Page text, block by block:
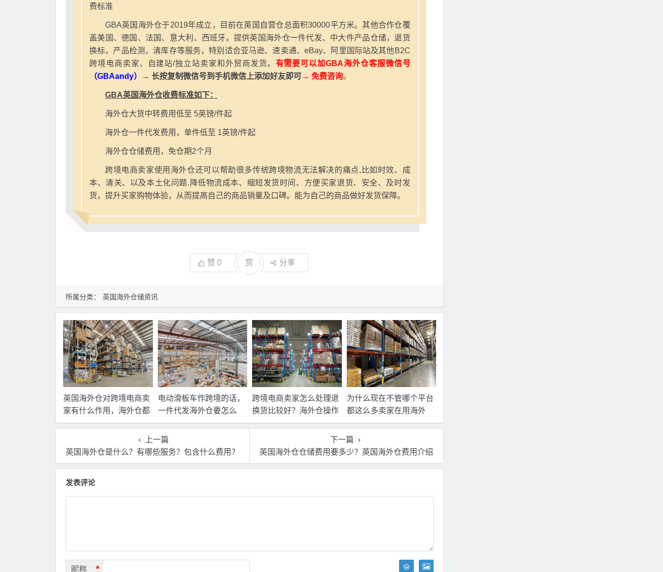
所属分类： 英国海外仓储资讯
费标准
GBA英国海外仓于2019年成立，目前在英国自营仓总面积30000平方米。其他合作仓覆
盖美国、德国、法国、意大利、西班牙。提供英国海外仓一件代发、中大件产品仓储，退货
换标，产品检测，清库存等服务，特别适合亚马逊、速卖通、eBay、阿里国际站及其他B2C
跨境电商卖家、自建站/独立站卖家和外贸商发货。 有需要可以加GBA海外仓客服微信号
（GBAandy）
→ 长按复制微信号到手机微信上添加好友即可→ 免费咨询。
GBA英国海外仓收费标准如下：
海外仓大货中转费用低至 5英镑/件起
海外仓一件代发费用，单件低至 1英镑/件起
海外仓仓储费用，免仓期2个月
跨境电商卖家使用海外仓还可以帮助很多传统跨境物流无法解决的痛点,比如时效、成
本、清关、以及本土化问题.降低物流成本、缩短发货时间、方便买家退货、安全、及时发
货，提升买家购物体验，从而提高自己的商品销量及口碑。能为自己的商品做好发货保障。
赞 0 赏 分享
英国海外仓对跨境电商卖
家有什么作用，海外仓都
有哪些核心服务？
电动滑板车作跨境的话，
一件代发海外仓要怎么
选？
跨境电商卖家怎么处理退
换货比较好？海外仓操作
靠谱吗？
为什么现在不管哪个平台
都这么多卖家在用海外
仓？
上一篇
英国海外仓是什么？有哪些服务？包含什么费用？
下一篇
英国海外仓仓储费用要多少？英国海外仓费用介绍
发表评论
昵称 *